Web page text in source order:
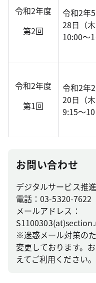
令和2年度
第2回
令和2年
28日（木
10:00～
令和2年度
第1回
令和2年
20日（木
9:15～
お問い合わせ
デジタルサービス推
電話：03-5320-7622
メールアドレス：
※迷惑メール対策の
変更しております。
えてご利用ください。